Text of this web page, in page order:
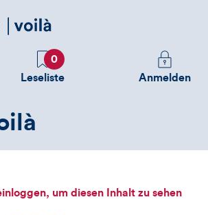
Favoriten
0
Leseliste
Melden
Sie
sehen
Anmelden
um diesen Inhalt zu sehen